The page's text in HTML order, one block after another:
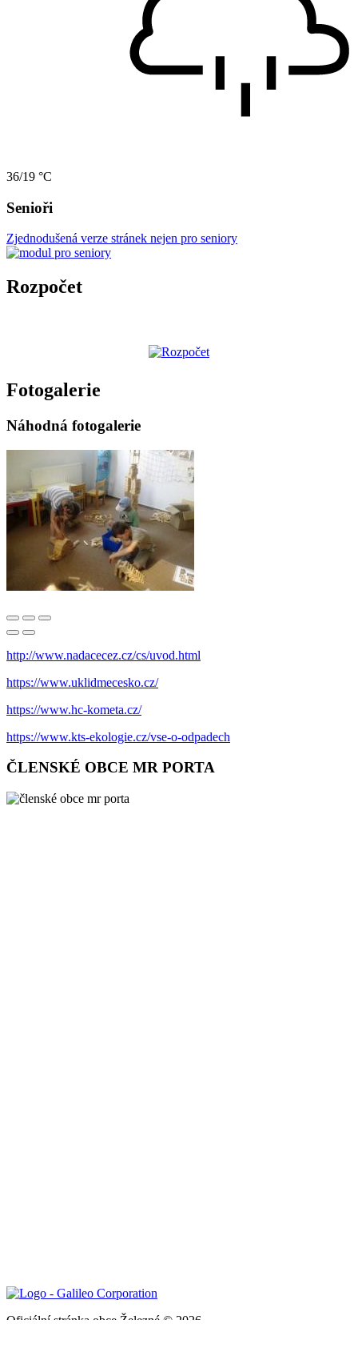
36/19 °C
Senioři
Zjednodušená verze stránek nejen pro seniory
Rozpočet
Fotogalerie
Náhodná fotogalerie
http://www.nadacecez.cz/cs/uvod.html
https://www.uklidmecesko.cz/
https://www.hc-kometa.cz/
https://www.kts-ekologie.cz/vse-o-odpadech
ČLENSKÉ OBCE MR PORTA
Oficiální stránka obce Železné © 2026